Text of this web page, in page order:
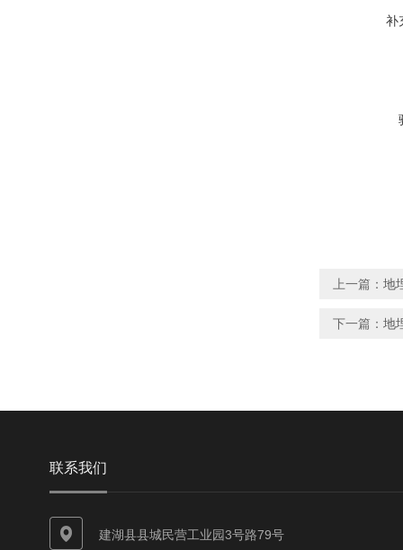
补
上一篇： 地
下一篇： 地
联系我们
建湖县县城民营工业园3号路79号